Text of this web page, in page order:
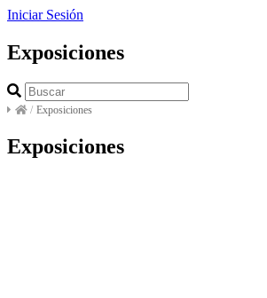
Iniciar Sesión
Exposiciones
/ Exposiciones
Exposiciones